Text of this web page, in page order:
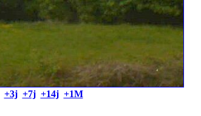
+3j +7j +14j +1M